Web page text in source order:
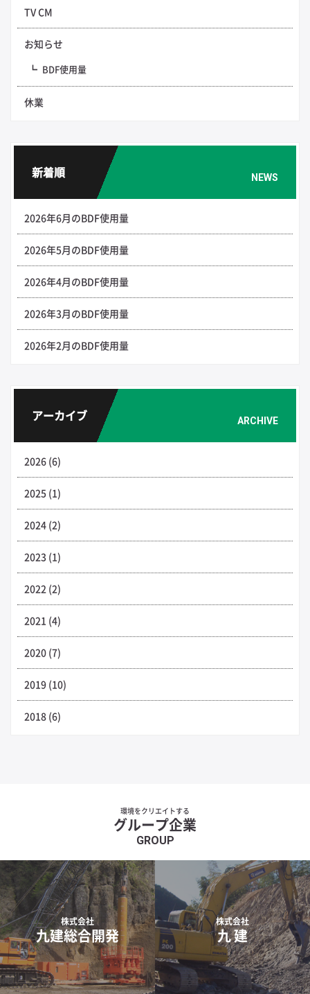
TV CM
お知らせ
BDF使用量
休業
新着順 NEWS
2026年6月のBDF使用量
2026年5月のBDF使用量
2026年4月のBDF使用量
2026年3月のBDF使用量
2026年2月のBDF使用量
アーカイブ ARCHIVE
2026 (6)
2025 (1)
2024 (2)
2023 (1)
2022 (2)
2021 (4)
2020 (7)
2019 (10)
2018 (6)
環境をクリエイトする
グループ企業
GROUP
株式会社
九建総合開発
株式会社
九 建